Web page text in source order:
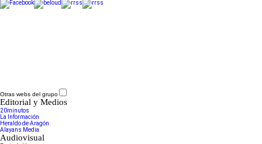
Otras webs del grupo
Editorial y Medios
20minutos
La Información
Heraldo de Aragón
Alayans Media
Audiovisual